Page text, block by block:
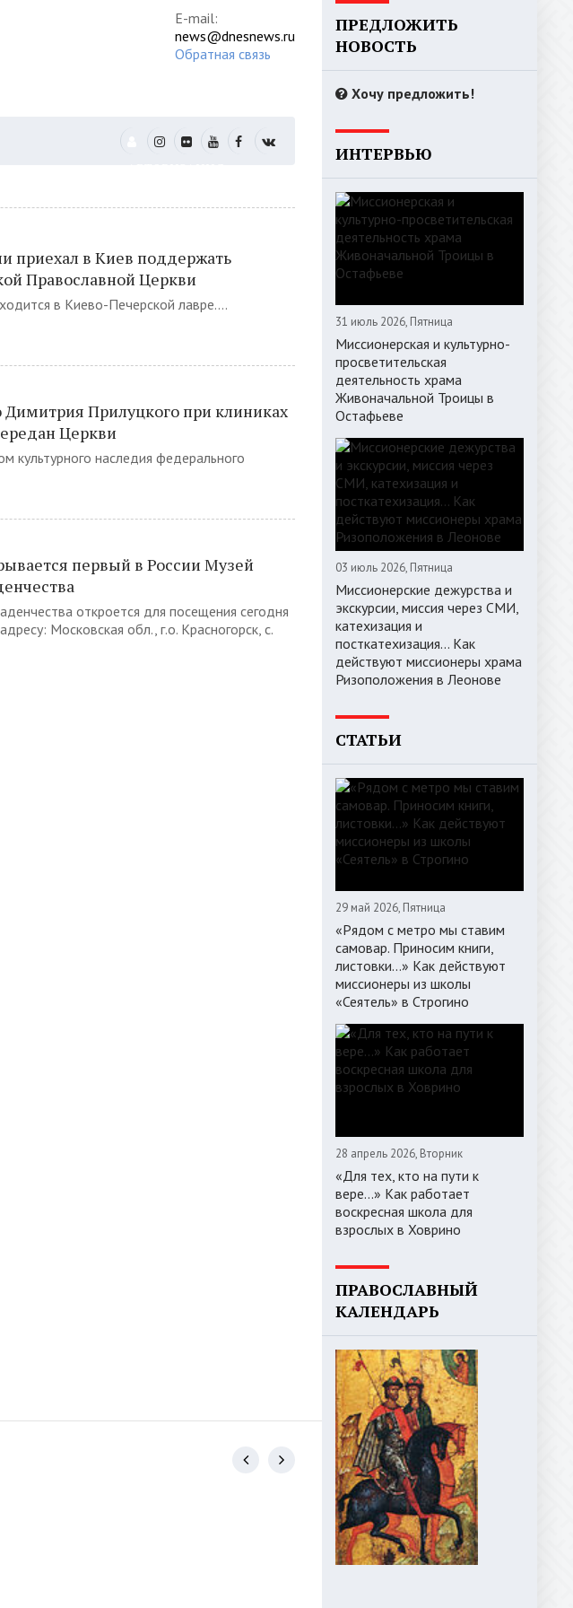
E-mail:
news@dnesnews.ru
Обратная связь
приехал в Киев поддержать
Православной Церкви
в Киево-Печерской лавре....
Прилуцкого при клиниках
Церкви
культурного наследия федерального
первый в России Музей
откроется для посещения сегодня
Московская обл., г.о. Красногорск, с.
ПРЕДЛОЖИТЬ
НОВОСТЬ
Хочу предложить!
ИНТЕРВЬЮ
31 июль 2026, Пятница
Миссионерская и культурно-
просветительская
деятельность храма
Живоначальной Троицы в
Остафьеве
03 июль 2026, Пятница
Миссионерские дежурства и
экскурсии, миссия через СМИ,
катехизация и
посткатехизация… Как
действуют миссионеры храма
Ризоположения в Леонове
СТАТЬИ
29 май 2026, Пятница
«Рядом с метро мы ставим
самовар. Приносим книги,
листовки…» Как действуют
миссионеры из школы
«Сеятель» в Строгино
28 апрель 2026, Вторник
«Для тех, кто на пути к
вере...» Как работает
воскресная школа для
взрослых в Ховрино
ПРАВОСЛАВНЫЙ
КАЛЕНДАРЬ